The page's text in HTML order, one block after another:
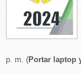
p. m. (Portar laptop